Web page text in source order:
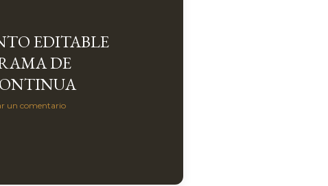
EDITABLE
DE
un comentario